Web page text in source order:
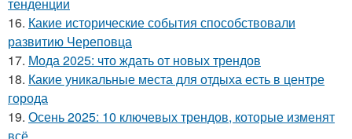
16. Какие исторические события способствовали
развитию Череповца
17. Мода 2025: что ждать от новых трендов
18. Какие уникальные места для отдыха есть в центре
города
19. Осень 2025: 10 ключевых трендов, которые изменят